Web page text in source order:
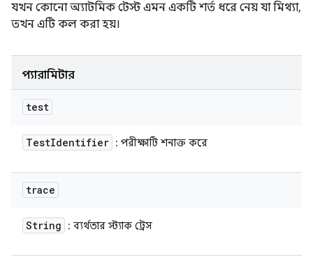
যখন কোনো অ্যাটমিক টেস্ট এমন একটি শর্ত ধরে নেয় যা মিথ্যা,
তখন এটি কল করা হয়।
প্যারামিটার
test
TestIdentifier : পরীক্ষাটি শনাক্ত করে
trace
String : ব্যর্থতার স্ট্যাক ট্রেস